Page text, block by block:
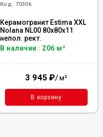
Код: 70306
Керамогранит Estima XXL
Nolana NL00 80x80x11
непол. рект.
В наличии : 206 м²
3 945 ₽/м²
В корзину